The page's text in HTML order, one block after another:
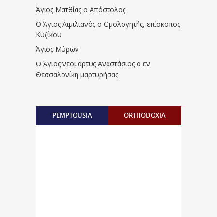
Άγιος Ματθίας ο Απόστολος
Ο Άγιος Αιμιλιανός ο Ομολογητής, επίσκοπος
Κυζίκου
Άγιος Μύρων
Ο Άγιος νεομάρτυς Αναστάσιος ο εν
Θεσσαλονίκη μαρτυρήσας
PEMPTOUSIA ORTHODOXIA